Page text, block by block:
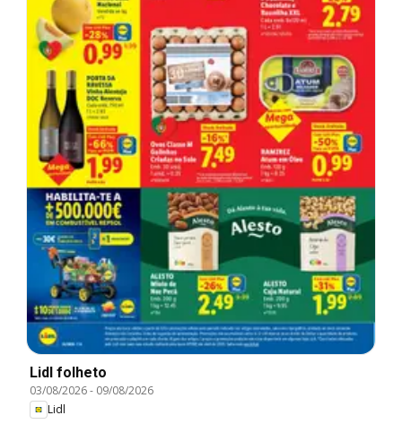
Lidl folheto
03/08/2026- 09/08/2026
Lidl